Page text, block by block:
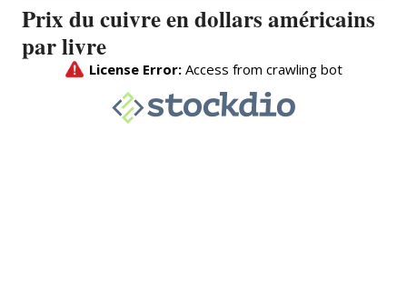
Prix du cuivre en dollars américains
par livre